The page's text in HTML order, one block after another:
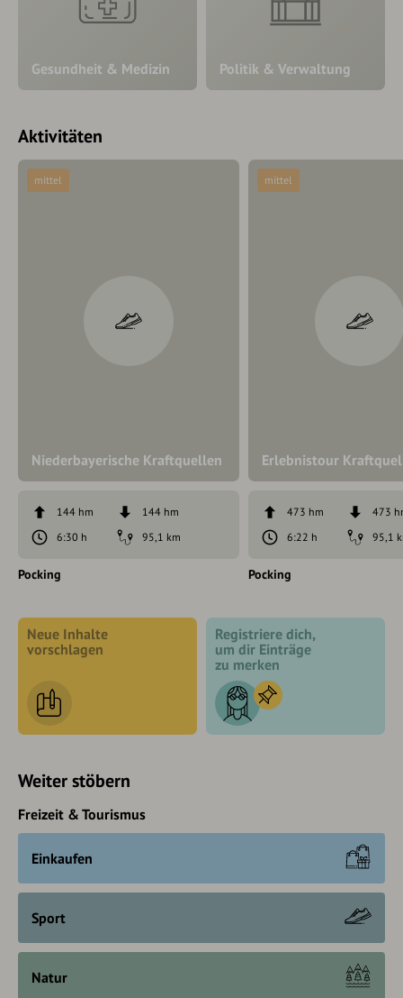
Gesundheit & Medizin Politik & Verwaltung
Aktivitäten
Niederbayerische Kraftquellen
mittel
144 hm
144 hm
6:30 h
95,1 km
Pocking
Erlebnistour
mittel
473 hm
473
6:22 h
95,1
Pocking
Neue Inhalte
vorschlagen
Registriere dich,
um dir Einträge
zu merken
Weiter stöbern
Freizeit & Tourismus
Einkaufen
Sport
Natur